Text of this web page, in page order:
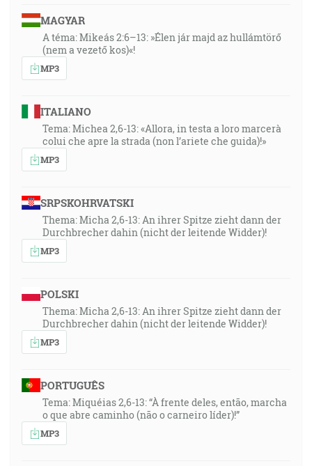
MAGYAR
A téma: Mikeás 2:6–13: »Élen jár majd az hullámtörő
(nem a vezető kos)«!
MP3
ITALIANO
Tema: Michea 2,6-13: «Allora, in testa a loro marcerà
colui che apre la strada (non l’ariete che guida)!»
MP3
SRPSKOHRVATSKI
Thema: Micha 2,6-13: An ihrer Spitze zieht dann der
Durchbrecher dahin (nicht der leitende Widder)!
MP3
POLSKI
Thema: Micha 2,6-13: An ihrer Spitze zieht dann der
Durchbrecher dahin (nicht der leitende Widder)!
MP3
PORTUGUÊS
Tema: Miquéias 2,6-13: “À frente deles, então, marcha
o que abre caminho (não o carneiro líder)!”
MP3